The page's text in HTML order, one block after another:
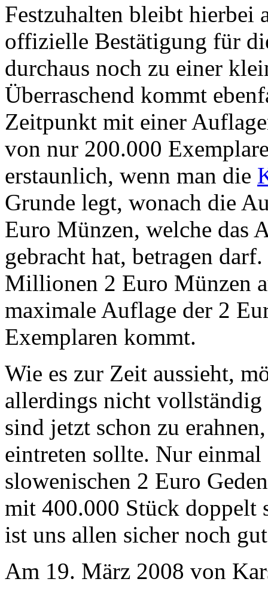
Festzuhalten bleibt hierbei
offizielle Bestätigung für
durchaus noch zu einer
Überraschend kommt
Zeitpunkt mit einer
von nur 200.000
erstaunlich, wenn man die
Grunde legt, wonach die
Euro Münzen, welche das
gebracht hat, betragen
Millionen 2 Euro Münzen
maximale Auflage der 2
Exemplaren kommt.
Wie es zur Zeit aussieht,
allerdings nicht vollständig
sind jetzt schon zu
eintreten sollte. Nur
slowenischen 2 Euro
mit 400.000 Stück doppelt
ist uns allen sicher noch
Am 19. März 2008 von